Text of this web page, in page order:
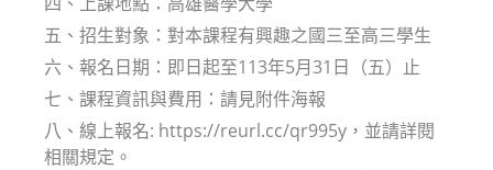
五、招生對象：對本課程有興趣之國三至高三學生
六、報名日期：即日起至113年5月31日（五）止
七、課程資訊與費用：請見附件海報
八、線上報名: https://reurl.cc/qr995y，並請詳閱
相關規定。